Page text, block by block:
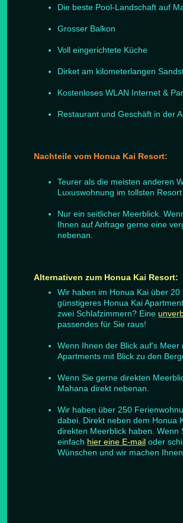
Die beste Pool-Landschaft auf
Grosser Balkon
Voll eingerichtete Küche
Dirket am kilometerlangen
Kostenloses WLAN Internet &
Restaurant und Geschäft in der
Nachteile vom Honua Kai Resort:
Teurer als die meisten anderen
Luxuswohnung im tollsten
Nur ein seitlicher Meerblick.
Ihnen auf Anfrage gerne eine
nebenan.
Alternativen zum Honua Kai Resort:
Wir haben im Honua Kai über
günstigeres Honua Kai
zwei Schlafzimmern? Eine
passendes für Sie raus!
Wenn Ihnen der Blick auf's
Apartments mit Blick zu den
Wenn Sie gerne direkten
Mahana direkt nebenan.
Wir haben über 250
dabei. Direkt neben dem Honua
direkten Meerblick haben. Wenn
einfach hier eine E-mail oder
Wünschen und wir machen